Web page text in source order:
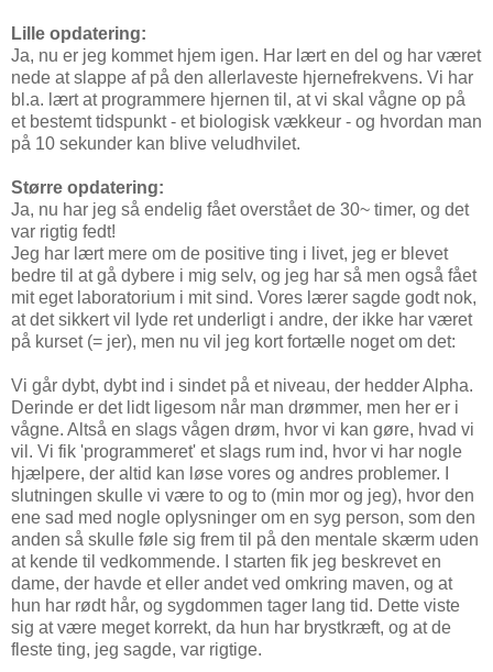
Lille opdatering:
Ja, nu er jeg kommet hjem igen. Har lært en del og har været
nede at slappe af på den allerlaveste hjernefrekvens. Vi har
bl.a. lært at programmere hjernen til, at vi skal vågne op på
et bestemt tidspunkt - et biologisk vækkeur - og hvordan man
på 10 sekunder kan blive veludhvilet.
Større opdatering:
Ja, nu har jeg så endelig fået overstået de 30~ timer, og det
var rigtig fedt!
Jeg har lært mere om de positive ting i livet, jeg er blevet
bedre til at gå dybere i mig selv, og jeg har så men også fået
mit eget laboratorium i mit sind. Vores lærer sagde godt nok,
at det sikkert vil lyde ret underligt i andre, der ikke har været
på kurset (= jer), men nu vil jeg kort fortælle noget om det:
Vi går dybt, dybt ind i sindet på et niveau, der hedder Alpha.
Derinde er det lidt ligesom når man drømmer, men her er i
vågne. Altså en slags vågen drøm, hvor vi kan gøre, hvad vi
vil. Vi fik 'programmeret' et slags rum ind, hvor vi har nogle
hjælpere, der altid kan løse vores og andres problemer. I
slutningen skulle vi være to og to (min mor og jeg), hvor den
ene sad med nogle oplysninger om en syg person, som den
anden så skulle føle sig frem til på den mentale skærm uden
at kende til vedkommende. I starten fik jeg beskrevet en
dame, der havde et eller andet ved omkring maven, og at
hun har rødt hår, og sygdommen tager lang tid. Dette viste
sig at være meget korrekt, da hun har brystkræft, og at de
fleste ting, jeg sagde, var rigtige.